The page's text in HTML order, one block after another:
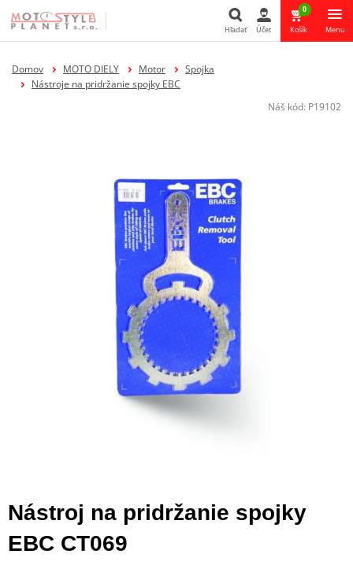
Hľadať Účet
0
Košík Menu
Domov MOTO DIELY Motor
Spojka
Nástroje na pridržanie spojky EBC
Náš kód: P19102
Nástroj na pridržanie spojky
EBC CT069